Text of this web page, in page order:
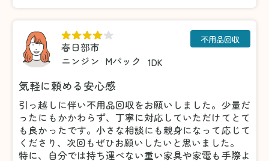
春日部市
ニンジン Mパック 1DK
不用品回収
気軽に頼める安心感
引っ越しに伴い不用品回収をお願いしました。少量だ
ったにもかかわらず、丁寧に対応していただけてとて
も良かったです。小さな相談にも親身になって応じて
くださり、次回もぜひお願いしたいと思いました。
特に、自分では持ち運べない重い家具や家電も手際よ